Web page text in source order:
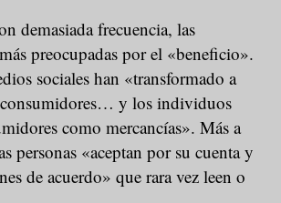
demasiada frecuencia, las
preocupadas por el «beneficio».
sociales han «transformado a
consumidores… y los individuos
como mercancías». Más a
personas «aceptan por su cuenta y
de acuerdo» que rara vez leen o